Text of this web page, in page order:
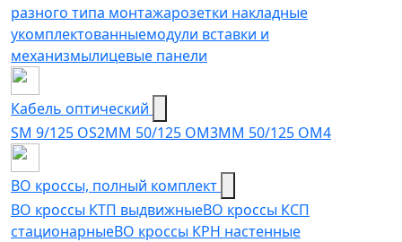
разного типа монтажарозетки накладные
укомплектованныемодули вставки и
механизмылицевые панели
Кабель оптический
SM 9/125 OS2MM 50/125 OM3MM 50/125 OM4
ВО кроссы, полный комплект
ВО кроссы КТП выдвижныеВО кроссы КСП
стационарныеВО кроссы КРН настенные